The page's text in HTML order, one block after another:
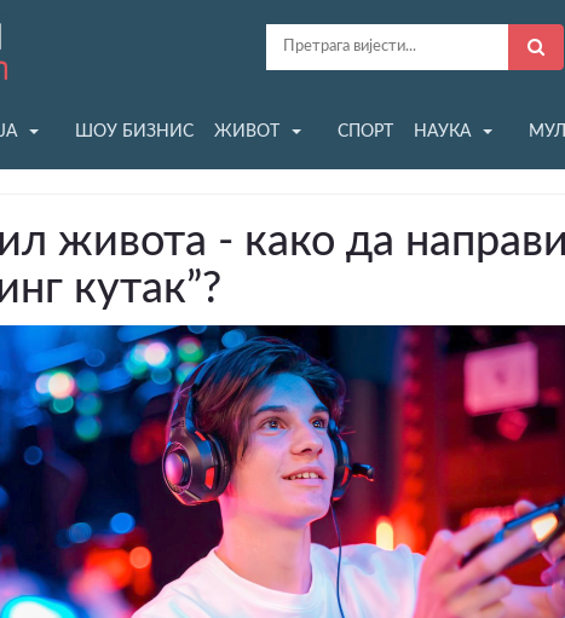
ШОУ БИЗНИС ЖИВОТ СПОРТ НАУКА
живота - како да
кутак”?